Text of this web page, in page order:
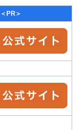
＜PR＞